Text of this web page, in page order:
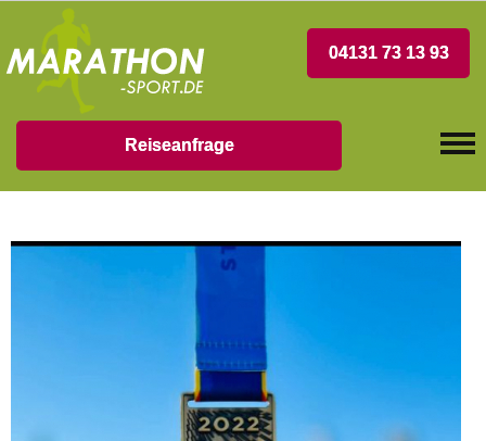
04131 73 13 93
Reiseanfrage